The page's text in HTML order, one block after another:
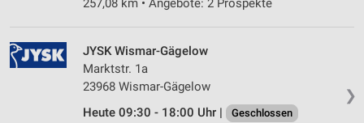
257,08 km • Angebote: 2 Prospekte
❯
JYSK Wismar-Gägelow
Marktstr. 1a
23968 Wismar-Gägelow
Heute 09:30 - 18:00 Uhr |
Geschlossen